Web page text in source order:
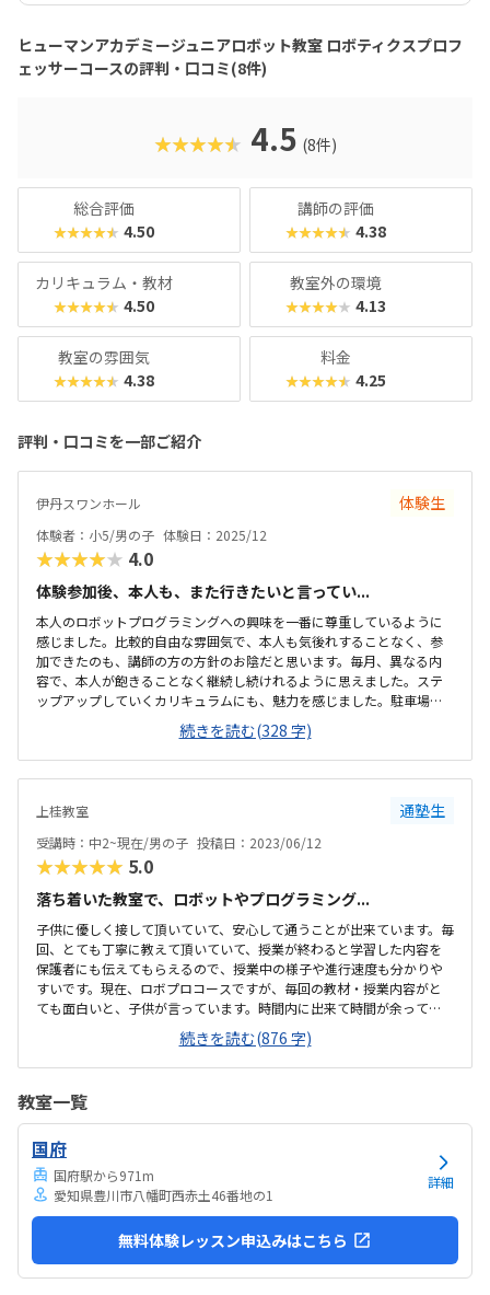
「もっと知りたい・つくりたい」気持ちを確実に伸ばしてく
れる構成です。また、受講生の多くが、自ら深い興味を持っ
て入会する点も特徴的。全国の仲間と技術やアイデアを競う
「ロボプロ全国大会」もモチベーション向上につながる貴重
「中学受験や高校での理数教育に備えたい」そんなお子さま
に、間違いなくおすすめできるコースです。ロボットを“遊
ひ体験していただきたい教室です。
ヒューマンアカデミージュニアロボット教室 ロボティクスプロフ
ェッサーコースの評判・口コミ(8件)
★★★★★ 4.5 (8件)
総合評価
★★★★★ 4.50
講師の評価
★★★★★ 4.38
カリキュラム・教材
★★★★★ 4.50
教室外の環境
★★★★★ 4.13
教室の雰囲気
★★★★★ 4.38
料金
★★★★★ 4.25
評判・口コミを一部ご紹介
伊丹スワンホール 体験生
体験者：小5/男の子 体験日：2025/12
★★★★★ 4.0
体験参加後、本人も、また行きたいと言ってい...
本人のロボットプログラミングへの興味を一番に尊重しているように
感じました。比較的自由な雰囲気で、本人も気後れすることなく、参
加できたのも、講師の方の方針のお陰だと思います。毎月、異なる内
容で、本人が飽きることなく継続し続けれるように思えました。ステ
ップアップしていくカリキュラムにも、魅力を感じました。駐車場が
あり、送迎しやすいのも良かったです（お迎え時は満車で入れなかっ
たので、タイミングを工夫しないといけない気がします）施設自体
は、広くて、とても綺麗です。イスも充分にあり、送迎のついでに、親
が待って過ごすのも、苦じゃない気がします。初めて通うので、相場
で、妥当な金額ではないかなと思います。
続きを読む(328 字)
上桂教室 通塾生
受講時：中2~現在/男の子 投稿日：2023/06/12
★★★★★ 5.0
落ち着いた教室で、ロボットやプログラミング...
子供に優しく接して頂いていて、安心して通うことが出来ています。毎
回、とても丁寧に教えて頂いていて、授業が終わると学習した内容を
保護者にも伝えてもらえるので、授業中の様子や進行速度も分かりや
すいです。現在、ロボプロコースですが、毎回の教材・授業内容がと
ても面白いと、子供が言っています。時間内に出来て時間が余って
も、先生が追加の課題を出して下さるので、時間中ずっと夢中でロボ
ットを触れるようです。また、工具を使って組み立てるロボットは、
ブロックで作るタイプと少し違うので、新しい楽しさがあり、毎回授
交通量が少し多いので、そこだけが残念です。車椅子での移動なの
で、バスが来ると道幅が少し狭く、通れるのですが怖いです。普通に
歩いて通うのには問題無いと思います。一人で使える長いテーブルを
使用出来るので、ゆったりと受講できます。他の方の部品...
続きを読む(876 字)
教室一覧
国府
国府駅から971m
愛知県豊川市八幡町西赤土46番地の1
詳細
無料体験レッスン申込みはこちら